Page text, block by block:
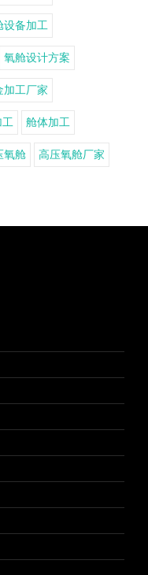
设备加工
氧舱设计方案
加工厂家
舱体加工
氧舱 高压氧舱厂家